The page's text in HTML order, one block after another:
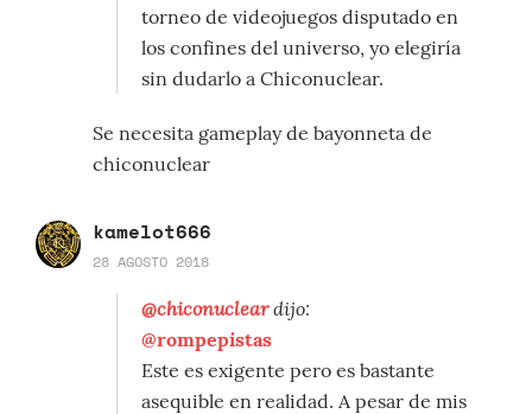
torneo de videojuegos disputado en
los confines del universo, yo elegiría
sin dudarlo a Chiconuclear.
Se necesita gameplay de bayonneta de
chiconuclear
kamelot666
28 AGOSTO 2018
@chiconucleardijo:
@rompepistas
Este es exigente pero es bastante
asequible en realidad. A pesar de mis